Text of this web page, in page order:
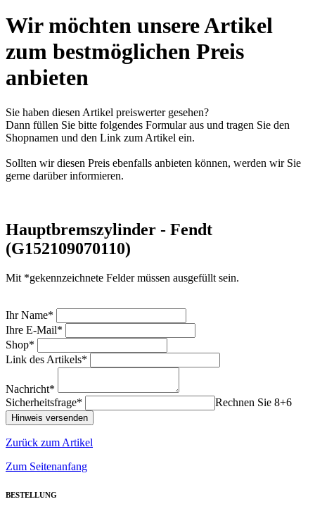
Wir möchten unsere Artikel
zum bestmöglichen Preis
anbieten
Sie haben diesen Artikel preiswerter gesehen?
Dann füllen Sie bitte folgendes Formular aus und tragen Sie den
Shopnamen und den Link zum Artikel ein.
Sollten wir diesen Preis ebenfalls anbieten können, werden wir Sie
gerne darüber informieren.
Hauptbremszylinder - Fendt
(G152109070110)
Mit *gekennzeichnete Felder müssen ausgefüllt sein.
Ihr Name*
Ihre E-Mail*
Shop*
Link des Artikels*
Nachricht*
Sicherheitsfrage*
Rechnen Sie 8+6
Zurück zum Artikel
Zum Seitenanfang
BESTELLUNG